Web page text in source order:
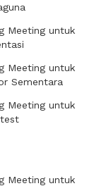
Meeting untuk
Meeting untuk
Sementara
Meeting untuk
Meeting untuk